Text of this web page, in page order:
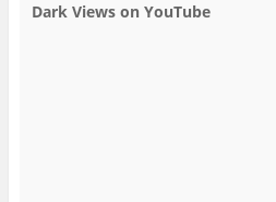
Dark Views on YouTube